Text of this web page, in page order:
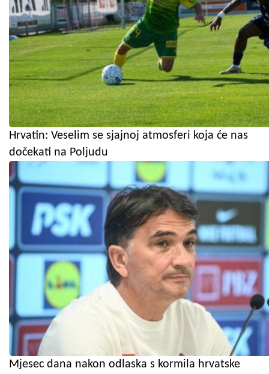
Hrvatin: Veselim se sjajnoj atmosferi koja će nas
dočekati na Poljudu
Mjesec dana nakon odlaska s kormila hrvatske